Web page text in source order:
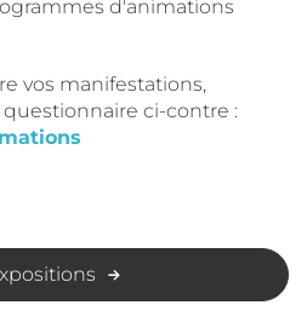
d'animations
vos manifestations,
ci-contre :